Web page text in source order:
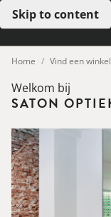
Skip to content
Open menu
Home Vind een winkel
Welkom bij
SATON